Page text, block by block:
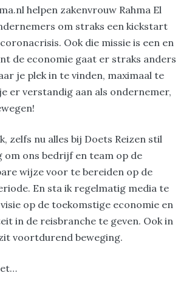
helpen zakenvrouw Rahma El
om straks een kickstart
Ook die missie is een en
de economie gaat er straks anders
je plek in te vinden, maximaal te
er verstandig aan als ondernemer,
zelfs nu alles bij Doets Reizen stil
om ons bedrijf en team op de
wijze voor te bereiden op de
En sta ik regelmatig media te
op de toekomstige economie en
in de reisbranche te geven. Ook in
voortdurend beweging.